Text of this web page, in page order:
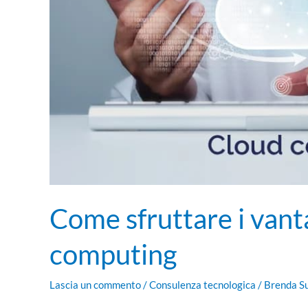
Come sfruttare i
computing
Lascia un commento/Consulenza tecnologica / Brenda